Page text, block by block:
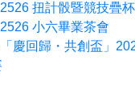
扭計骰暨競技疊
小六畢業茶會
慶回歸・共創盃」